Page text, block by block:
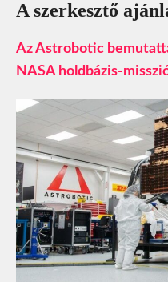
A szerkesztő
Az Astrobotic
NASA holdbázis-